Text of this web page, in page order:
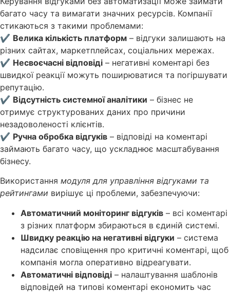
багато часу та вимагати значних ресурсів. Компанії
стикаються з такими проблемами:
✔ Велика кількість платформ – відгуки залишають на
різних сайтах, маркетплейсах, соціальних мережах.
✔ Несвоєчасні відповіді – негативні коментарі без
швидкої реакції можуть поширюватися та погіршувати
репутацію.
✔ Відсутність системної аналітики – бізнес не
отримує структурованих даних про причини
незадоволеності клієнтів.
✔ Ручна обробка відгуків – відповіді на коментарі
займають багато часу, що ускладнює масштабування
бізнесу.
Використання модуля для управління відгуками та
рейтингами вирішує ці проблеми, забезпечуючи:
Автоматичний моніторинг відгуків – всі коментарі
з різних платформ збираються в єдиній системі.
Швидку реакцію на негативні відгуки – система
надсилає сповіщення про критичні коментарі, щоб
компанія могла оперативно відреагувати.
Автоматичні відповіді – налаштування шаблонів
відповідей на типові коментарі економить час